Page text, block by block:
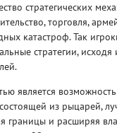
стратегических
торговля,
катастроф. Так
стратегии, исходя
является возможность
из рыцарей,
границы и расширяя